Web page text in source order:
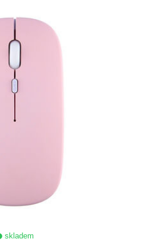
skladem